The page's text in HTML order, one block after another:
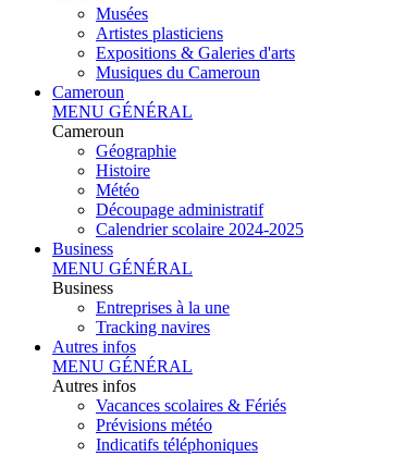
Musées
Artistes plasticiens
Expositions & Galeries d'arts
Musiques du Cameroun
Cameroun
MENU GÉNÉRAL
Cameroun
Géographie
Histoire
Météo
Découpage administratif
Calendrier scolaire 2024-2025
Business
MENU GÉNÉRAL
Business
Entreprises à la une
Tracking navires
Autres infos
MENU GÉNÉRAL
Autres infos
Vacances scolaires & Fériés
Prévisions météo
Indicatifs téléphoniques